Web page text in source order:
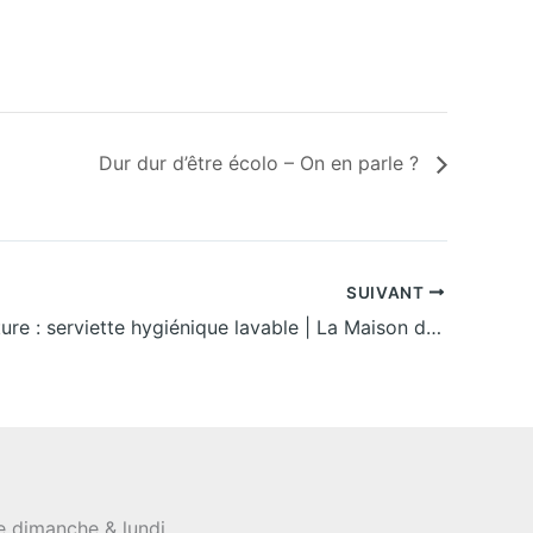
Dur dur d’être écolo – On en parle ?
SUIVANT
Atelier couture : serviette hygiénique lavable | La Maison du Zéro Déchet
dimanche & lundi